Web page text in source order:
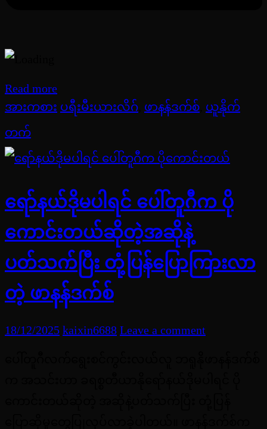
Read more
အားကစား ပရီးမီးယားလိဂ် ဖာနန်ဒက်စ် ယူနိုက်
တက်
ရော်နယ်ဒိုမပါရင် ပေါ်တူဂီက ပို
ကောင်းတယ်ဆိုတဲ့အဆိုနဲ့
ပတ်သက်ပြီး တုံ့ပြန်ပြောကြားလာ
တဲ့ ဖာနန်ဒက်စ်
18/12/2025 kaixin6688 Leave a comment